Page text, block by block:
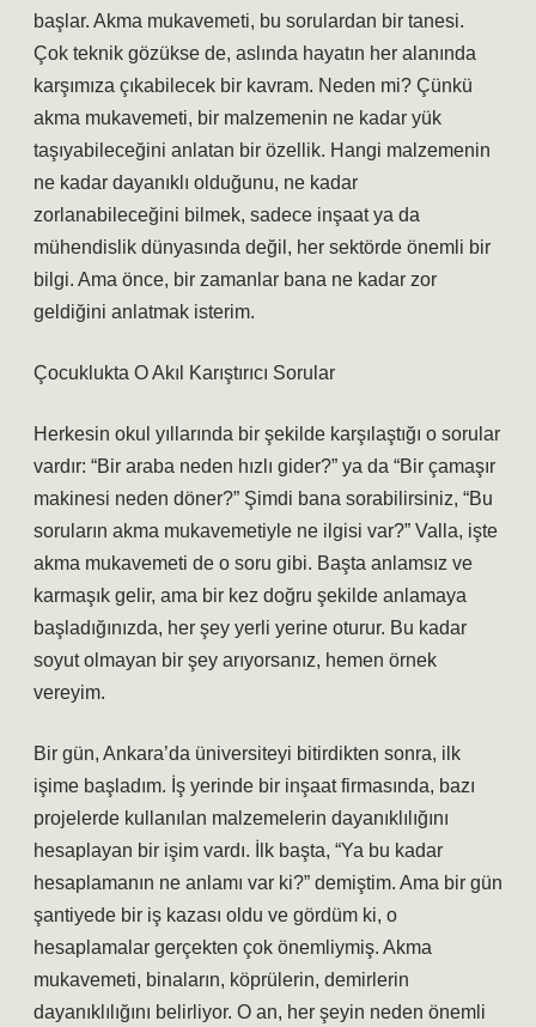
başlar. Akma mukavemeti, bu sorulardan bir tanesi.
Çok teknik gözükse de, aslında hayatın her alanında
karşımıza çıkabilecek bir kavram. Neden mi? Çünkü
akma mukavemeti, bir malzemenin ne kadar yük
taşıyabileceğini anlatan bir özellik. Hangi malzemenin
ne kadar dayanıklı olduğunu, ne kadar
zorlanabileceğini bilmek, sadece inşaat ya da
mühendislik dünyasında değil, her sektörde önemli bir
bilgi. Ama önce, bir zamanlar bana ne kadar zor
geldiğini anlatmak isterim.
Çocuklukta O Akıl Karıştırıcı Sorular
Herkesin okul yıllarında bir şekilde karşılaştığı o sorular
vardır: “Bir araba neden hızlı gider?” ya da “Bir çamaşır
makinesi neden döner?” Şimdi bana sorabilirsiniz, “Bu
soruların akma mukavemetiyle ne ilgisi var?” Valla, işte
akma mukavemeti de o soru gibi. Başta anlamsız ve
karmaşık gelir, ama bir kez doğru şekilde anlamaya
başladığınızda, her şey yerli yerine oturur. Bu kadar
soyut olmayan bir şey arıyorsanız, hemen örnek
vereyim.
Bir gün, Ankara’da üniversiteyi bitirdikten sonra, ilk
işime başladım. İş yerinde bir inşaat firmasında, bazı
projelerde kullanılan malzemelerin dayanıklılığını
hesaplayan bir işim vardı. İlk başta, “Ya bu kadar
hesaplamanın ne anlamı var ki?” demiştim. Ama bir gün
şantiyede bir iş kazası oldu ve gördüm ki, o
hesaplamalar gerçekten çok önemliymiş. Akma
mukavemeti, binaların, köprülerin, demirlerin
dayanıklılığını belirliyor. O an, her şeyin neden önemli